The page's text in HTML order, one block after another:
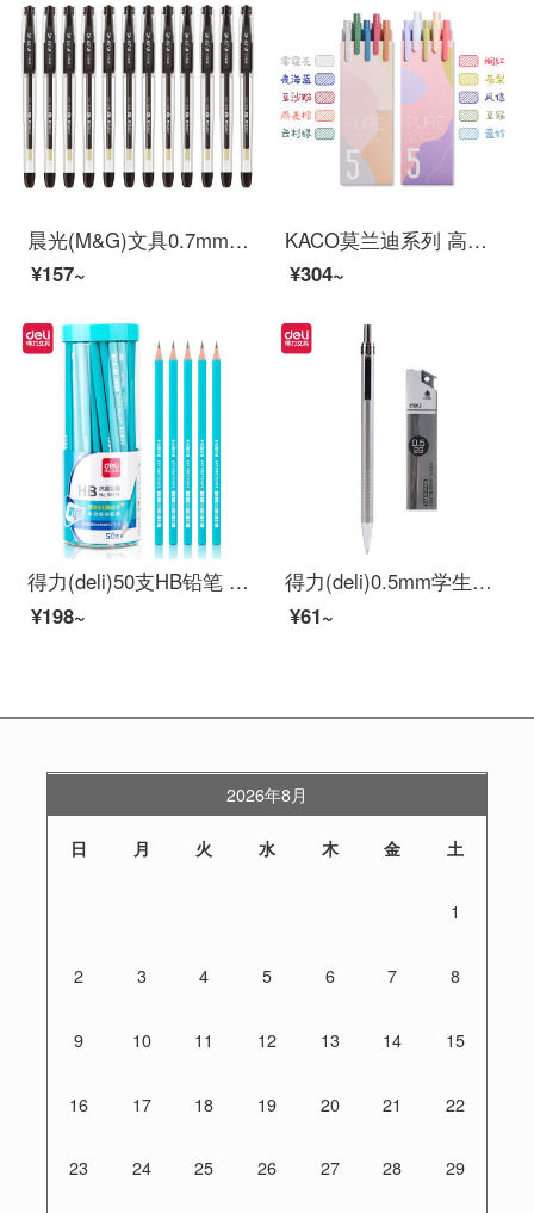
晨光(M&G)文具0.7mm黑色中性笔 经典子弹头签字笔 办公水笔 12支/盒K39
¥157~
KACO莫兰迪系列 高级灰彩色标记笔书源学生简约用按动欧式彩芯多色套装中性笔 莫兰迪系列两盒装
¥304~
得力(deli)50支HB铅笔 儿童六角杆抑菌铅笔 学生书写绘图素描铅笔 58195
¥198~
得力(deli)0.5mm学生自动铅笔套装 考试绘图活动铅笔(笔+铅芯)S713
¥61~
2026年8月
日 月 火 水 木 金 土
1
2 3 4 5 6 7 8
9 10 11 12 13 14 15
16 17 18 19 20 21 22
23 24 25 26 27 28 29